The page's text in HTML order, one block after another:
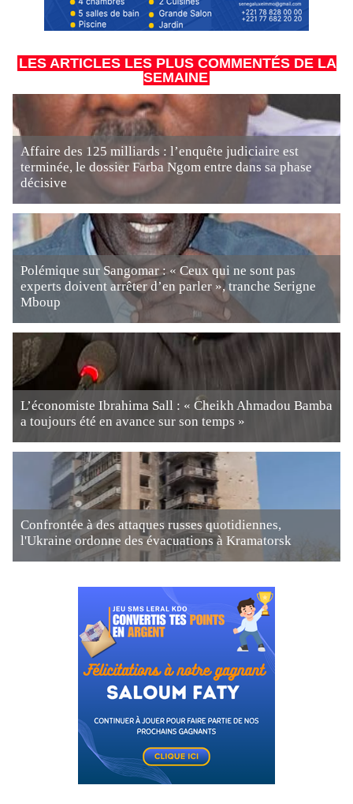
LES ARTICLES LES PLUS COMMENTÉS DE LA
SEMAINE
Affaire des 125 milliards : l’enquête judiciaire est
terminée, le dossier Farba Ngom entre dans sa phase
décisive
Polémique sur Sangomar : « Ceux qui ne sont pas
experts doivent arrêter d’en parler », tranche Serigne
Mboup
L’économiste Ibrahima Sall : « Cheikh Ahmadou Bamba
a toujours été en avance sur son temps »
Confrontée à des attaques russes quotidiennes,
l'Ukraine ordonne des évacuations à Kramatorsk